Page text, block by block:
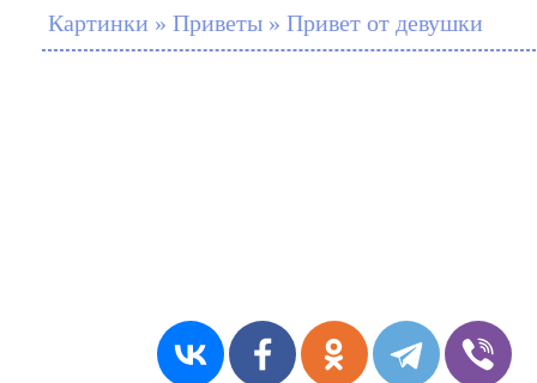
Картинки » Приветы » Привет от девушки